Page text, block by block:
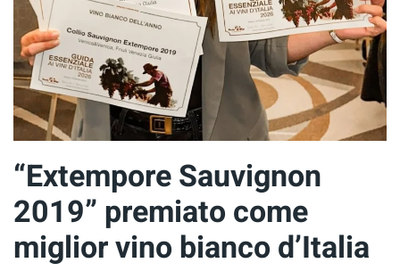
“Extempore Sauvignon
2019” premiato come
miglior vino bianco d’Italia